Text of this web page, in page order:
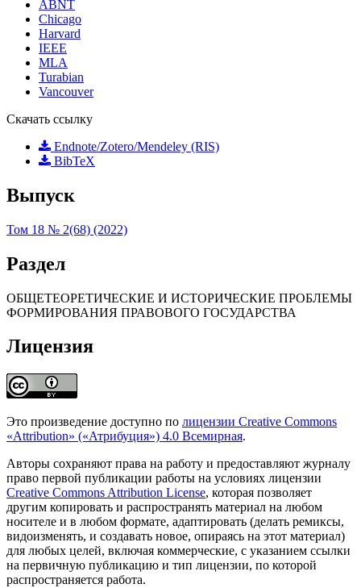
ABNT
Chicago
Harvard
IEEE
MLA
Turabian
Vancouver
Скачать ссылку
Endnote/Zotero/Mendeley (RIS)
BibTeX
Выпуск
Том 18 № 2(68) (2022)
Раздел
ОБЩЕТЕОРЕТИЧЕСКИЕ И ИСТОРИЧЕСКИЕ ПРОБЛЕМЫ
ФОРМИРОВАНИЯ ПРАВОВОГО ГОСУДАРСТВА
Лицензия
Это произведение доступно по лицензии Creative Commons
«Attribution» («Атрибуция») 4.0 Всемирная.
Авторы сохраняют права на работу и предоставляют журналу
право первой публикации работы на условиях лицензии
Creative Commons Attribution License, которая позволяет
другим копировать и распространять материал на любом
носителе и в любом формате, адаптировать (делать ремиксы,
видоизменять, и создавать новое, опираясь на этот материал)
для любых целей, включая коммерческие, с указанием ссылки
на первичную публикацию и тип лицензии, по которой
распространяется работа.